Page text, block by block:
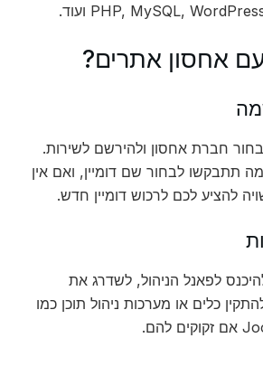
אחסון אתרים?
חברת אחסון ולהירשם לשירות.
תתבקשו לבחור שם דומיין, ואם אין
להציע לכם לרכוש דומיין חדש.
לפאנל הניהול, לשדרג את
כלים או מערכות ניהול תוכן כמו